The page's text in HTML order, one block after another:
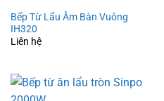
Bếp Từ Lẩu Âm Bàn Vuông
IH320
Liên hệ